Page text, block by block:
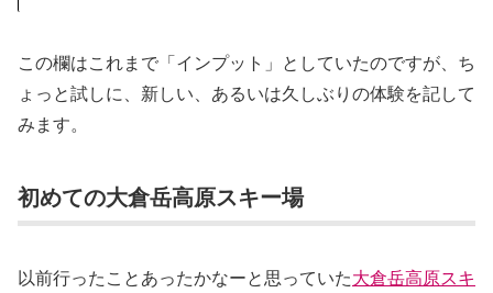
この欄はこれまで「インプット」としていたのですが、ち
ょっと試しに、新しい、あるいは久しぶりの体験を記して
みます。
初めての大倉岳高原スキー場
以前行ったことあったかなーと思っていた大倉岳高原スキ